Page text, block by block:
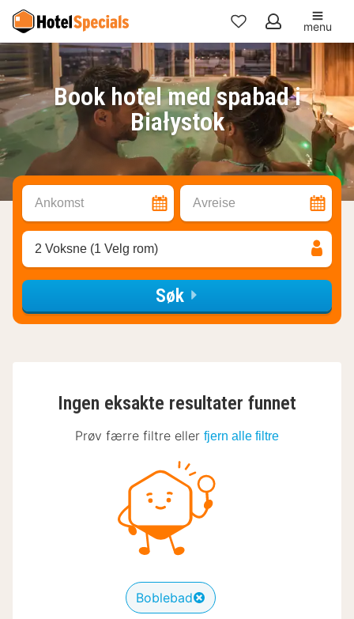
Mine
favoritter
menu
Book hotel med spabad i
Białystok
Ankomst Avreise
2 Voksne (1 Velg rom)
Søk
Ingen eksakte resultater funnet
Prøv færre filtre eller fjern alle filtre
Boblebad